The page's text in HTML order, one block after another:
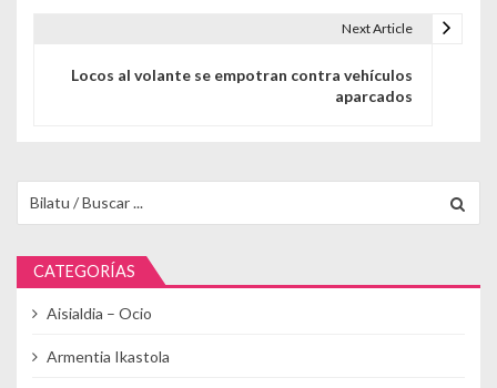
Next Article
Locos al volante se empotran contra vehículos
aparcados
CATEGORÍAS
Aisialdia – Ocio
Armentia Ikastola